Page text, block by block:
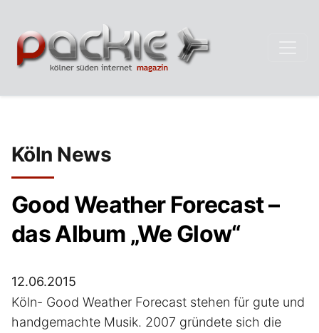
Köln News
Good Weather Forecast –
das Album „We Glow“
12.06.2015
Köln- Good Weather Forecast stehen für gute und
handgemachte Musik. 2007 gründete sich die